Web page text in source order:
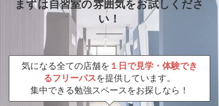
まずは自習室の雰囲気をお試しくださ
い！
気になる全ての店舗を １日で見学・体験でき
るフリーパス を提供しています。
集中できる勉強スペースをお探しなら！